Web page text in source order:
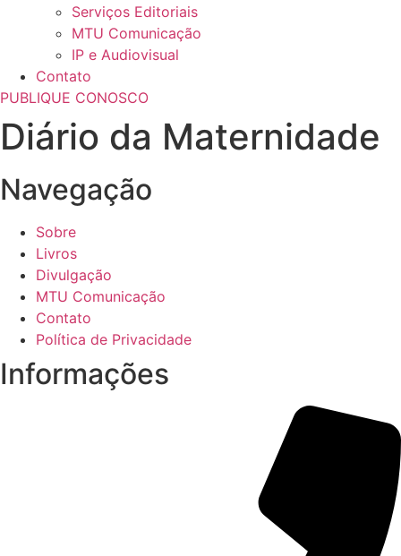
Serviços Editoriais
MTU Comunicação
IP e Audiovisual
Contato
PUBLIQUE CONOSCO
Diário da Maternidade
Navegação
Sobre
Livros
Divulgação
MTU Comunicação
Contato
Política de Privacidade
Informações